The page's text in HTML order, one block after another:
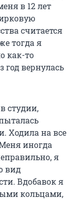
в 12 лет
считается
тогда я
как-то
год вернулась
студии,
Ходила на все
иногда
я
вид
Вдобавок я
кольцами,